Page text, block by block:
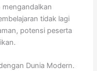
mengandalkan
tidak lagi
potensi peserta
Dunia Modern.